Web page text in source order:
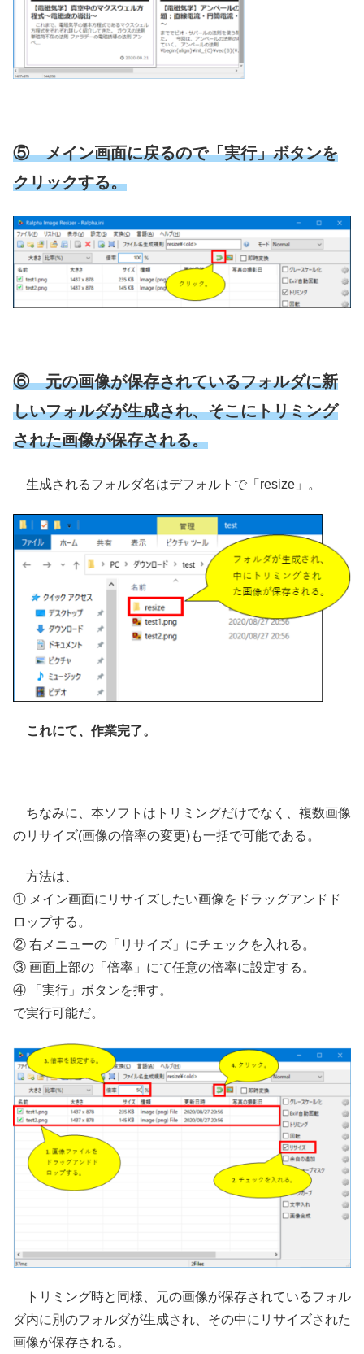
⑤ メイン画面に戻るので「実行」ボタンを
クリックする。
⑥ 元の画像が保存されているフォルダに新
しいフォルダが生成され、そこにトリミング
された画像が保存される。
生成されるフォルダ名はデフォルトで「resize」。
これにて、作業完了。
ちなみに、本ソフトはトリミングだけでなく、複数画像
のリサイズ(画像の倍率の変更)も一括で可能である。
方法は、
① メイン画面にリサイズしたい画像をドラッグアンドド
ロップする。
② 右メニューの「リサイズ」にチェックを入れる。
③ 画面上部の「倍率」にて任意の倍率に設定する。
④ 「実行」ボタンを押す。
で実行可能だ。
トリミング時と同様、元の画像が保存されているフォル
ダ内に別のフォルダが生成され、その中にリサイズされた
画像が保存される。